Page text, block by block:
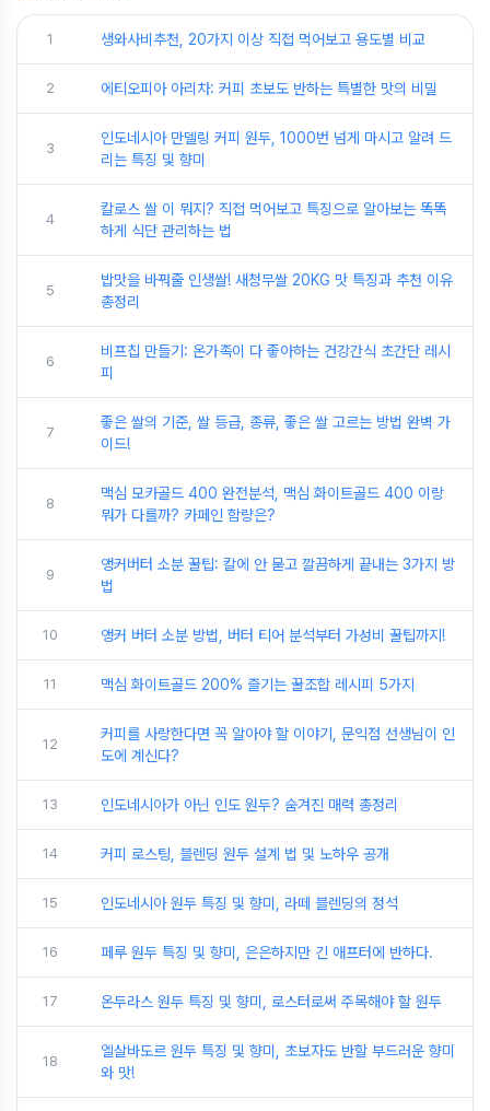
1 생와사비추천, 20가지 이상 직접 먹어보고 용도별 비교
2 에티오피아 아리차: 커피 초보도 반하는 특별한 맛의 비밀
3
인도네시아 만델링 커피 원두, 1000번 넘게 마시고 알려 드
리는 특징 및 향미
4
칼로스 쌀 이 뭐지? 직접 먹어보고 특징으로 알아보는 똑똑
하게 식단 관리하는 법
5
밥맛을 바꿔줄 인생쌀! 새청무쌀 20KG 맛 특징과 추천 이유
총정리
6
비프칩 만들기: 온가족이 다 좋아하는 건강간식 초간단 레시
피
7
좋은 쌀의 기준, 쌀 등급, 종류, 좋은 쌀 고르는 방법 완벽 가
이드!
8
맥심 모카골드 400 완전분석, 맥심 화이트골드 400 이랑
뭐가 다를까? 카페인 함량은?
9
앵커버터 소분 꿀팁: 칼에 안 묻고 깔끔하게 끝내는 3가지 방
법
10 앵커 버터 소분 방법, 버터 티어 분석부터 가성비 꿀팁까지!
11 맥심 화이트골드 200% 즐기는 꿀조합 레시피 5가지
12
커피를 사랑한다면 꼭 알아야 할 이야기, 문익점 선생님이 인
도에 계신다?
13 인도네시아가 아닌 인도 원두? 숨겨진 매력 총정리
14 커피 로스팅, 블렌딩 원두 설계 법 및 노하우 공개
15 인도네시아 원두 특징 및 향미, 라떼 블렌딩의 정석
16 페루 원두 특징 및 향미, 은은하지만 긴 애프터에 반하다.
17 온두라스 원두 특징 및 향미, 로스터로써 주목해야 할 원두
18
엘살바도르 원두 특징 및 향미, 초보자도 반할 부드러운 향미
와 맛!